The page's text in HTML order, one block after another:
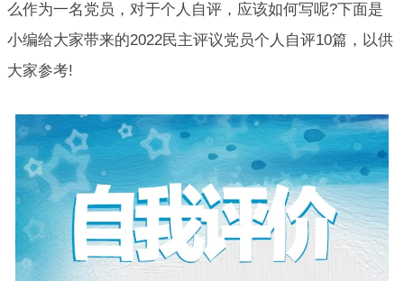
么作为一名党员，对于个人自评，应该如何写呢?下面是
小编给大家带来的2022民主评议党员个人自评10篇，以供
大家参考!